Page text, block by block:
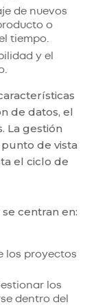
de nuevos
o
tiempo.
y el
de datos, el
La gestión
de vista
el ciclo de
centran en:
los proyectos
los
dentro del